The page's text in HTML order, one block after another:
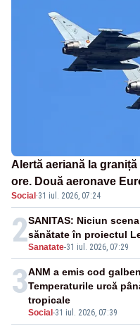
Alertă aeriană la
ore. Două aeronave
ridicate de la sol
Social ·31 iul. 2026, 07:24
2Sanatate-31 iul. 2026, 07:29
SANITAS: Niciun
sănătate în proiectul
3
Social -31 iul. 2026, 07:39
ANM a emis cod
Temperaturile urcă
tropicale